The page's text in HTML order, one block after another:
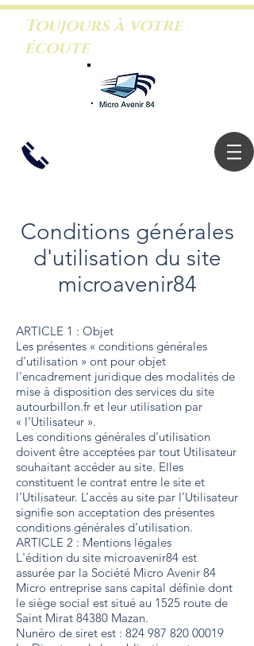
Toujours à votre
écoute
Conditions générales
d'utilisation du site
microavenir84
ARTICLE 1 : Objet
Les présentes « conditions générales
d'utilisation » ont pour objet
l'encadrement juridique des modalités de
mise à disposition des services du site
autourbillon.fr et leur utilisation par
« l'Utilisateur ».
Les conditions générales d'utilisation
doivent être acceptées par tout Utilisateur
souhaitant accéder au site. Elles
constituent le contrat entre le site et
l'Utilisateur. L’accès au site par l’Utilisateur
signifie son acceptation des présentes
conditions générales d’utilisation.
ARTICLE 2 : Mentions légales
L'édition du site microavenir84 est
assurée par la Société Micro Avenir 84
Micro entreprise sans capital définie dont
le siège social est situé au 1525 route de
Saint Mirat 84380 Mazan.
Nunéro de siret est : 824 987 820 00019